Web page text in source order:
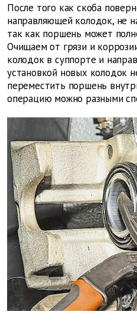
После того как скоба
направляющей колодок, не
так как поршень может
Очищаем от грязи и
колодок в суппорте и
установкой новых колодок
переместить поршень
операцию можно разными